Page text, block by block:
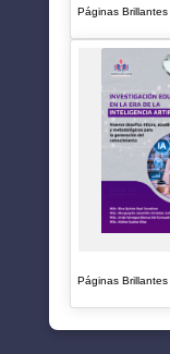
Páginas
Páginas